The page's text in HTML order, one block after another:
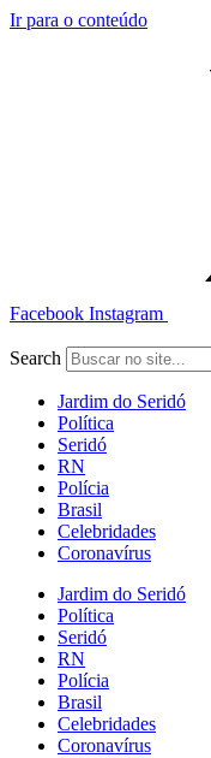
Ir para o conteúdo
Facebook Instagram
Search
Jardim do Seridó
Política
Seridó
RN
Polícia
Brasil
Celebridades
Coronavírus
Jardim do Seridó
Política
Seridó
RN
Polícia
Brasil
Celebridades
Coronavírus